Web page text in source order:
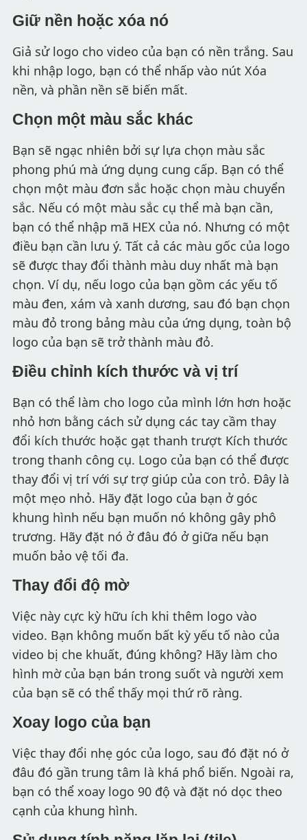
Giữ nền hoặc xóa nó
Giả sử logo cho video của bạn có nền trắng. Sau
khi nhập logo, bạn có thể nhấp vào nút Xóa
nền, và phần nền sẽ biến mất.
Chọn một màu sắc khác
Bạn sẽ ngạc nhiên bởi sự lựa chọn màu sắc
phong phú mà ứng dụng cung cấp. Bạn có thể
chọn một màu đơn sắc hoặc chọn màu chuyển
sắc. Nếu có một màu sắc cụ thể mà bạn cần,
bạn có thể nhập mã HEX của nó. Nhưng có một
điều bạn cần lưu ý. Tất cả các màu gốc của logo
sẽ được thay đổi thành màu duy nhất mà bạn
chọn. Ví dụ, nếu logo của bạn gồm các yếu tố
màu đen, xám và xanh dương, sau đó bạn chọn
màu đỏ trong bảng màu của ứng dụng, toàn bộ
logo của bạn sẽ trở thành màu đỏ.
Điều chỉnh kích thước và vị trí
Bạn có thể làm cho logo của mình lớn hơn hoặc
nhỏ hơn bằng cách sử dụng các tay cầm thay
đổi kích thước hoặc gạt thanh trượt Kích thước
trong thanh công cụ. Logo của bạn có thể được
thay đổi vị trí với sự trợ giúp của con trỏ. Đây là
một mẹo nhỏ. Hãy đặt logo của bạn ở góc
khung hình nếu bạn muốn nó không gây phô
trương. Hãy đặt nó ở đâu đó ở giữa nếu bạn
muốn bảo vệ tối đa.
Thay đổi độ mờ
Việc này cực kỳ hữu ích khi thêm logo vào
video. Bạn không muốn bất kỳ yếu tố nào của
video bị che khuất, đúng không? Hãy làm cho
hình mờ của bạn bán trong suốt và người xem
của bạn sẽ có thể thấy mọi thứ rõ ràng.
Xoay logo của bạn
Việc thay đổi nhẹ góc của logo, sau đó đặt nó ở
đâu đó gần trung tâm là khá phổ biến. Ngoài ra,
bạn có thể xoay logo 90 độ và đặt nó dọc theo
cạnh của khung hình.